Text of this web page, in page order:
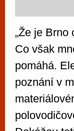
„Že je
Co však
pomáhá.
poznání v